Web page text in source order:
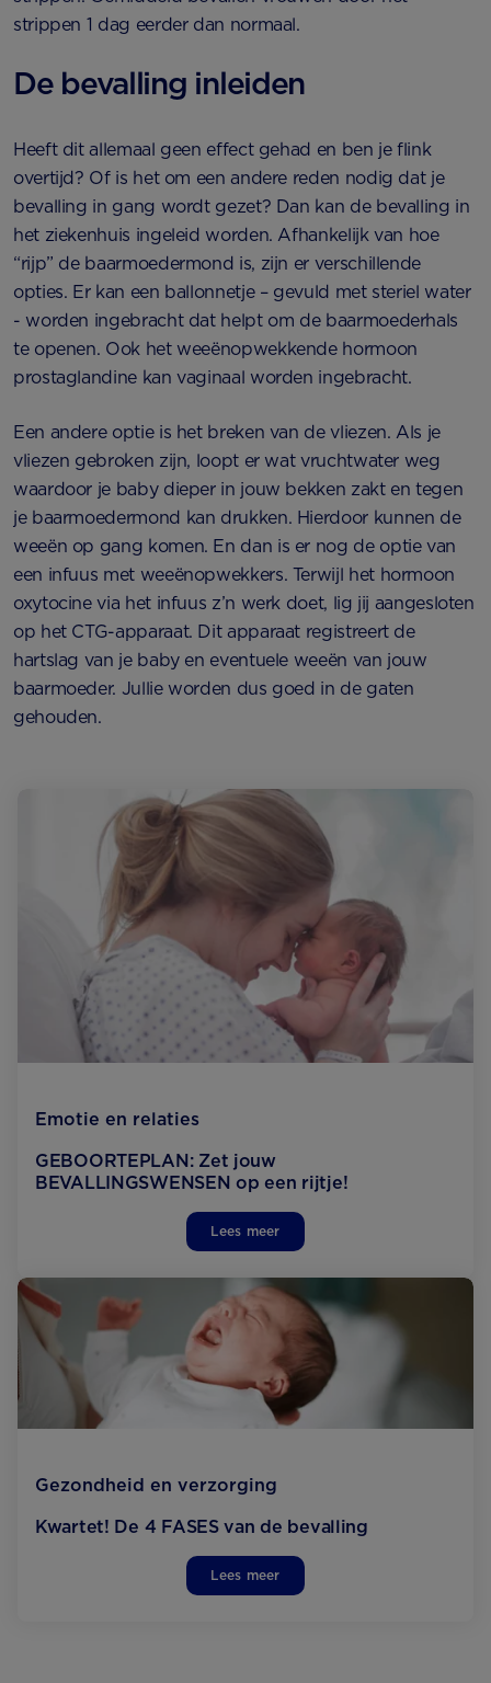
strippen 1 dag eerder dan normaal.
De bevalling inleiden
Heeft dit allemaal geen effect gehad en ben je flink
overtijd? Of is het om een andere reden nodig dat je
bevalling in gang wordt gezet? Dan kan de bevalling in
het ziekenhuis ingeleid worden. Afhankelijk van hoe
“rijp” de baarmoedermond is, zijn er verschillende
opties. Er kan een ballonnetje – gevuld met steriel water
- worden ingebracht dat helpt om de baarmoederhals
te openen. Ook het weeënopwekkende hormoon
prostaglandine kan vaginaal worden ingebracht.
Een andere optie is het breken van de vliezen. Als je
vliezen gebroken zijn, loopt er wat vruchtwater weg
waardoor je baby dieper in jouw bekken zakt en tegen
je baarmoedermond kan drukken. Hierdoor kunnen de
weeën op gang komen. En dan is er nog de optie van
een infuus met weeënopwekkers. Terwijl het hormoon
oxytocine via het infuus z’n werk doet, lig jij aangesloten
op het CTG-apparaat. Dit apparaat registreert de
hartslag van je baby en eventuele weeën van jouw
baarmoeder. Jullie worden dus goed in de gaten
gehouden.
Emotie en relaties
GEBOORTEPLAN: Zet jouw
BEVALLINGSWENSEN op een rijtje!
Lees meer
Gezondheid en verzorging
Kwartet! De 4 FASES van de bevalling
Lees meer